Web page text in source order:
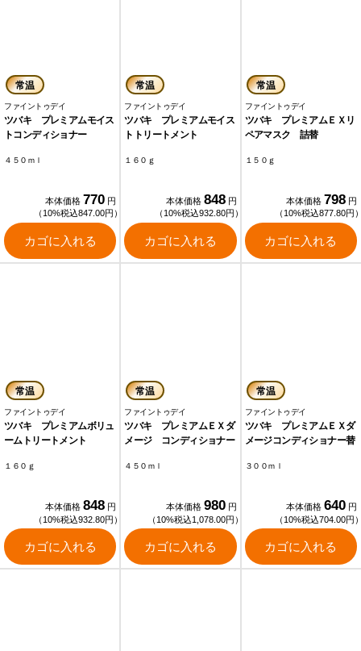
常温
ファイントゥデイ
ツバキ プレミアムモイス
トコンディショナー
４５０ｍｌ
本体価格 770 円
（10%税込847.00円）
カゴに入れる
常温
ファイントゥデイ
ツバキ プレミアムモイス
トトリートメント
１６０ｇ
本体価格 848 円
（10%税込932.80円）
カゴに入れる
常温
ファイントゥデイ
ツバキ プレミアムＥＸリ
ペアマスク 詰替
１５０ｇ
本体価格 798 円
（10%税込877.80円
カゴに入れる
常温
ファイントゥデイ
ツバキ プレミアムボリュ
ームトリートメント
１６０ｇ
本体価格 848 円
（10%税込932.80円）
カゴに入れる
常温
ファイントゥデイ
ツバキ プレミアムＥＸダ
メージ コンディショナー
４５０ｍｌ
本体価格 980 円
（10%税込1,078.00円）
カゴに入れる
常温
ファイントゥデイ
ツバキ プレミアムＥＸダ
メージコンディショナー替
３００ｍｌ
本体価格 640 円
（10%税込704.00円
カゴに入れる